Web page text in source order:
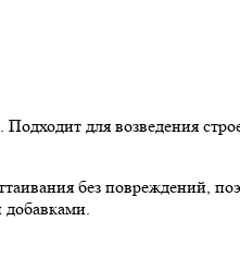
для возведения
без повреждений,